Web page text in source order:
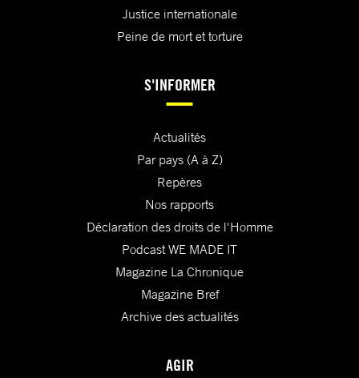
Justice internationale
Peine de mort et torture
S'INFORMER
Actualités
Par pays (A à Z)
Repères
Nos rapports
Déclaration des droits de l'Homme
Podcast WE MADE IT
Magazine La Chronique
Magazine Bref
Archive des actualités
AGIR